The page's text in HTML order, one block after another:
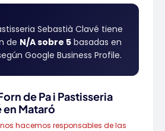
Sebastià Clavé tiene
de N/A sobre 5 basadas en
Google Business Profile.
de Pa i Pastisseria
en Mataró
hacemos responsables de las